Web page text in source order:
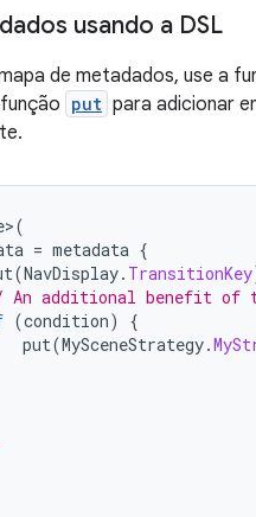
usando a DSL
de metadados, use a
put para adicionar
(
= metadata {
(NavDisplay. TransitionKey
An additional benefit of
(condition)
{
put(MySceneStrategy.